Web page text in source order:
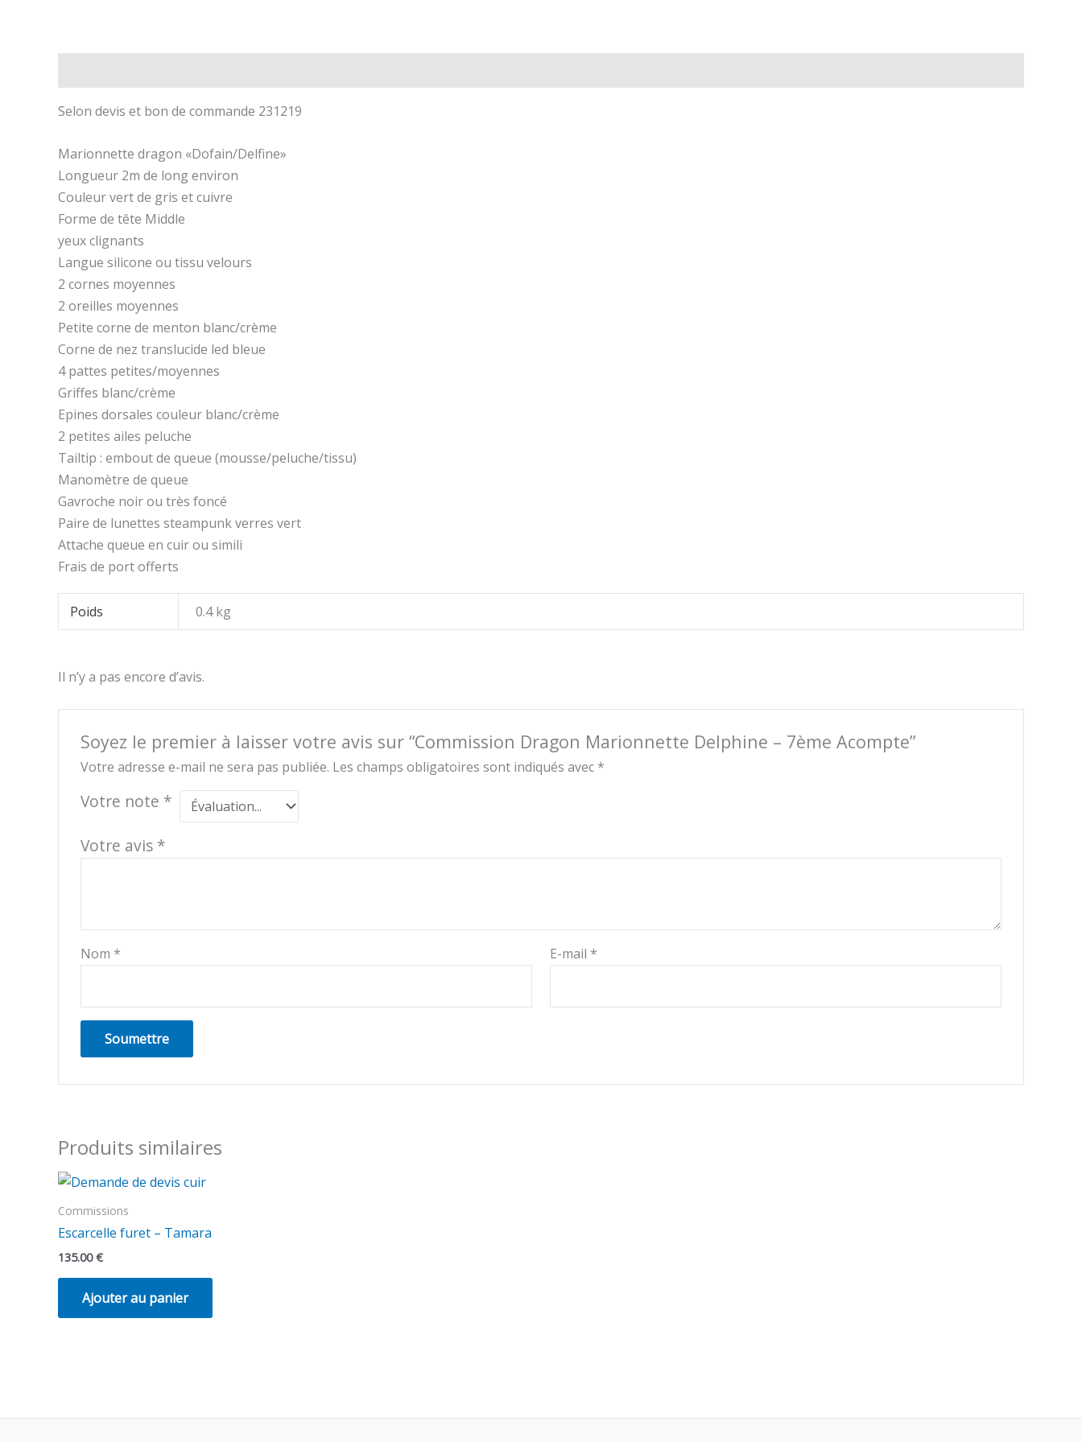
Selon devis et bon de commande 231219
Marionnette dragon «Dofain/Delfine»
Longueur 2m de long environ
Couleur vert de gris et cuivre
Forme de tête Middle
yeux clignants
Langue silicone ou tissu velours
2 cornes moyennes
2 oreilles moyennes
Petite corne de menton blanc/crème
Corne de nez translucide led bleue
4 pattes petites/moyennes
Griffes blanc/crème
Epines dorsales couleur blanc/crème
2 petites ailes peluche
Tailtip : embout de queue (mousse/peluche/tissu)
Manomètre de queue
Gavroche noir ou très foncé
Paire de lunettes steampunk verres vert
Attache queue en cuir ou simili
Frais de port offerts
Poids 0.4 kg
Il n’y a pas encore d’avis.
Soyez le premier à laisser votre avis sur “Commission Dragon Marionnette Delphine – 7ème Acompte”
Votre adresse e-mail ne sera pas publiée. Les champs obligatoires sont indiqués avec *
Votre note *
Votre avis *
Nom * E-mail *
Produits similaires
Commissions
Escarcelle furet – Tamara
135.00€
Ajouter au panier